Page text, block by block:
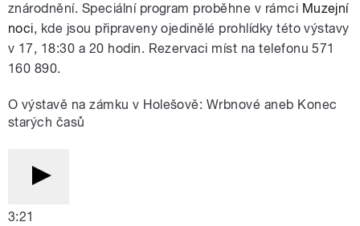
znárodnění. Speciální program proběhne v rámci Muzejní
noci, kde jsou připraveny ojedinělé prohlídky této výstavy
v 17, 18:30 a 20 hodin. Rezervaci míst na telefonu 571
160 890.
O výstavě na zámku v Holešově: Wrbnové aneb Konec
starých časů
3:21